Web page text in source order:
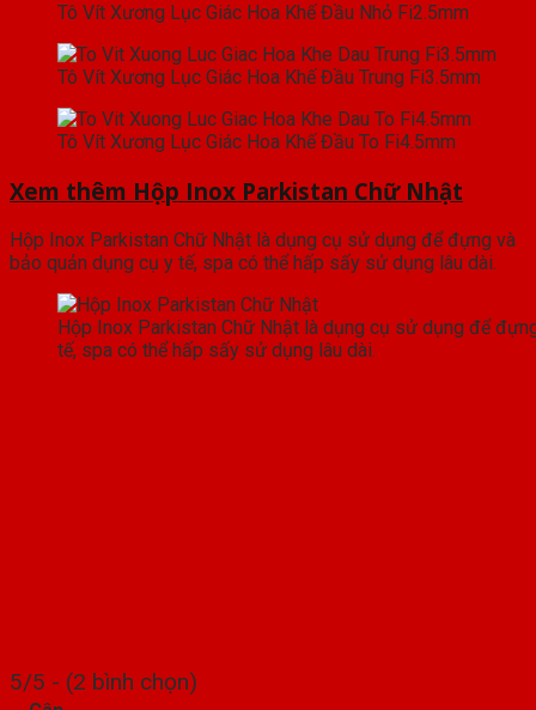
Tô Vít Xương Lục Giác Hoa Khế Đầu Nhỏ Fi2.5mm
Tô Vít Xương Lục Giác Hoa Khế Đầu Trung Fi3.5mm
Tô Vít Xương Lục Giác Hoa Khế Đầu To Fi4.5mm
Xem thêm Hộp Inox Parkistan Chữ Nhật
Hộp Inox Parkistan Chữ Nhật là dụng cụ sử dụng để đựng và
bảo quản dụng cụ y tế, spa có thể hấp sấy sử dụng lâu dài.
Hộp Inox Parkistan Chữ Nhật là dụng cụ sử dụng để
tế, spa có thể hấp sấy sử dụng lâu dài.
5/5 - (2 bình chọn)